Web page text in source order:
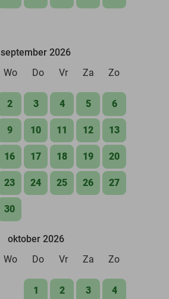
september 2026
Wo Do Vr Za Zo
2 3 4 5 6
9 10 11 12 13
16 17 18 19 20
23 24 25 26 27
30
oktober 2026
Wo Do Vr Za Zo
1 2 3 4